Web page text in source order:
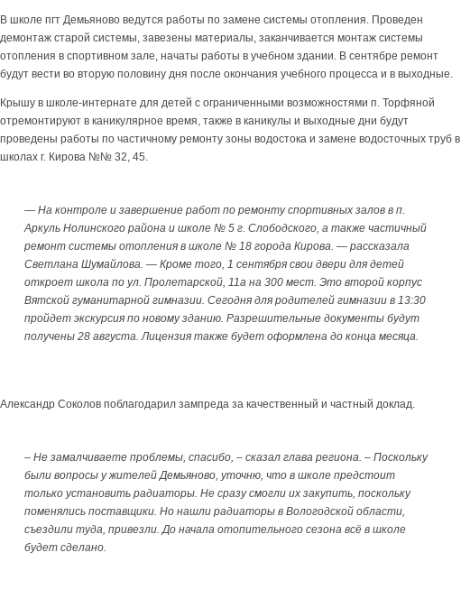
В школе пгт Демьяново ведутся работы по замене системы отопления. Проведен
демонтаж старой системы, завезены материалы, заканчивается монтаж системы
отопления в спортивном зале, начаты работы в учебном здании. В сентябре ремонт
будут вести во вторую половину дня после окончания учебного процесса и в выходные.
Крышу в школе-интернате для детей с ограниченными возможностями п. Торфяной
отремонтируют в каникулярное время, также в каникулы и выходные дни будут
проведены работы по частичному ремонту зоны водостока и замене водосточных труб в
школах г. Кирова №№ 32, 45.
— На контроле и завершение работ по ремонту спортивных залов в п.
Аркуль Нолинского района и школе № 5 г. Слободского, а также частичный
ремонт системы отопления в школе № 18 города Кирова. — рассказала
Светлана Шумайлова. — Кроме того, 1 сентября свои двери для детей
откроет школа по ул. Пролетарской, 11а на 300 мест. Это второй корпус
Вятской гуманитарной гимназии. Сегодня для родителей гимназии в 13:30
пройдет экскурсия по новому зданию. Разрешительные документы будут
получены 28 августа. Лицензия также будет оформлена до конца месяца.
Александр Соколов поблагодарил зампреда за качественный и частный доклад.
– Не замалчиваете проблемы, спасибо, – сказал глава региона. – Поскольку
были вопросы у жителей Демьяново, уточню, что в школе предстоит
только установить радиаторы. Не сразу смогли их закупить, поскольку
поменялись поставщики. Но нашли радиаторы в Вологодской области,
съездили туда, привезли. До начала отопительного сезона всё в школе
будет сделано.